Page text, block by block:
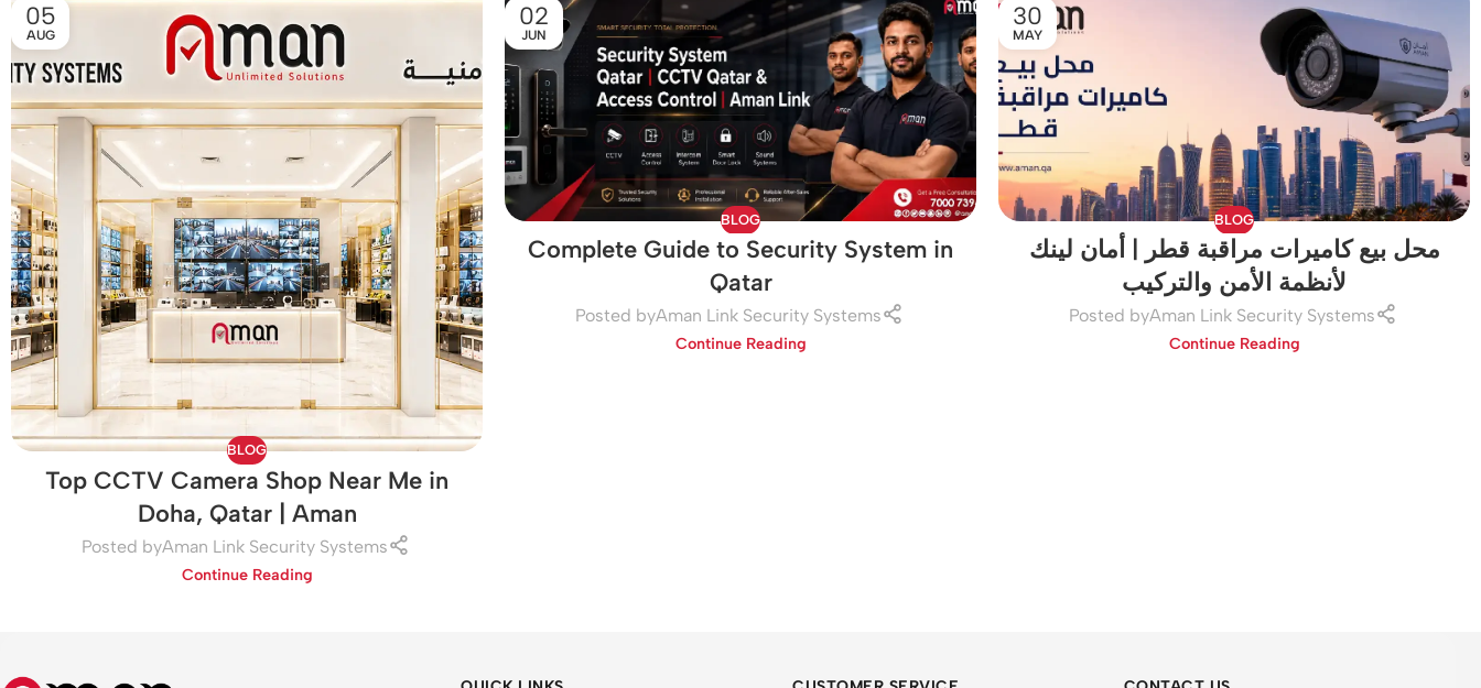
05
AUG
BLOG
Top CCTV Camera Shop Near Me in
Doha, Qatar | Aman
Posted byAman Link Security Systems
Continue Reading
02
JUN
BLOG
Complete Guide to Security System in
Qatar
Posted byAman Link Security Systems
Continue Reading
30
MAY
BLOG
محل بيع كاميرات مراقبة قطر | أمان لينك
لأنظمة الأمن والتركيب
Posted byAman Link Security Systems
Continue Reading